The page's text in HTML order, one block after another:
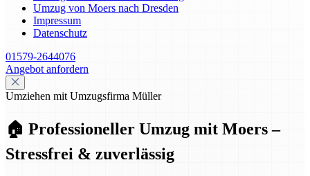
Umzug von Moers nach Dresden
Impressum
Datenschutz
01579-2644076
Angebot anfordern
Umziehen mit Umzugsfirma Müller
🏠 Professioneller Umzug mit Moers –
Stressfrei & zuverlässig